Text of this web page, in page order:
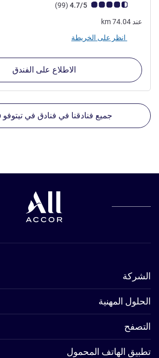
ملاحظة أراء العملاء (رأي ALL) (99 أراء
)
عند
km74.04
الاطلاع على الفندق
جميع فنادقنا في فنادق في تيتوفو Tetovo
الشركة
الحلول المهنية
التصفح
تطبيق الهاتف المحمول